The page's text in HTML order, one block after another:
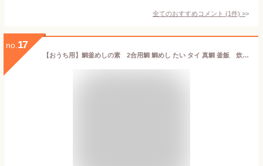
全てのおすすめコメント (1件) >
no. 17
【おうち用】鯛釜めしの素 2合用鯛 鯛めし たい タイ 真鯛 釜飯 炊き込みご飯 簡単調理 五月荘